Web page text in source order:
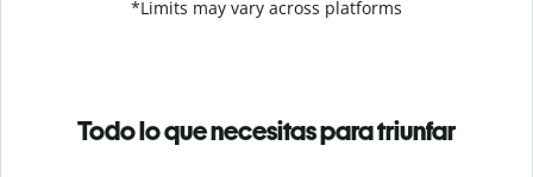
*Limits may vary across platforms
Todo lo que necesitas para triunfar